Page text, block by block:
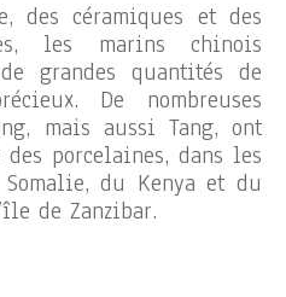
des céramiques et des
les marins chinois
grandes quantités de
De nombreuses
mais aussi Tang, ont
porcelaines, dans les
du Kenya et du
de Zanzibar.